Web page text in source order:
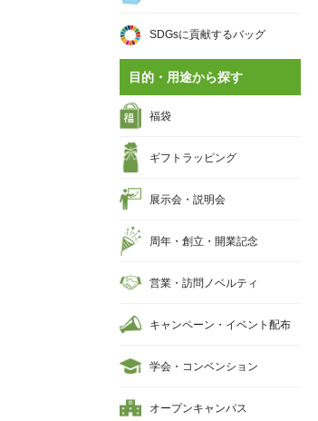
SDGsに貢献するバッグ
目的・用途から探す
福袋
ギフトラッピング
展示会・説明会
周年・創立・開業記念
営業・訪問ノベルティ
キャンペーン・イベント配布
学会・コンベンション
オープンキャンパス